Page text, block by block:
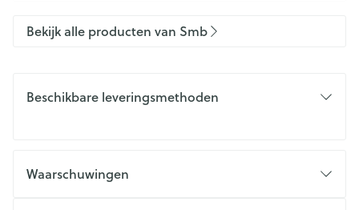
Bekijk alle producten van Smb
Beschikbare leveringsmethoden
Waarschuwingen